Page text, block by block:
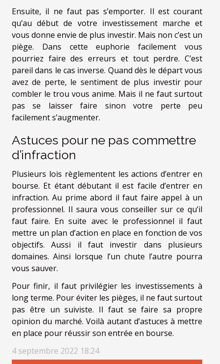
Ensuite, il ne faut pas s’emporter. Il est courant
qu’au début de votre investissement marche et
vous donne envie de plus investir. Mais non c’est un
piège. Dans cette euphorie facilement vous
pourriez faire des erreurs et tout perdre. C’est
pareil dans le cas inverse. Quand dès le départ vous
avez de perte, le sentiment de plus investir pour
combler le trou vous anime. Mais il ne faut surtout
pas se laisser faire sinon votre perte peu
facilement s’augmenter.
Astuces pour ne pas commettre
d’infraction
Plusieurs lois règlementent les actions d’entrer en
bourse. Et étant débutant il est facile d’entrer en
infraction. Au prime abord il faut faire appel à un
professionnel. Il saura vous conseiller sur ce qu’il
faut faire. En suite avec le professionnel il faut
mettre un plan d’action en place en fonction de vos
objectifs. Aussi il faut investir dans plusieurs
domaines. Ainsi lorsque l’un chute l’autre pourra
vous sauver.
Pour finir, il faut privilégier les investissements à
long terme. Pour éviter les pièges, il ne faut surtout
pas être un suiviste. Il faut se faire sa propre
opinion du marché. Voilà autant d’astuces à mettre
en place pour réussir son entrée en bourse.
4 septembre 2022 18:24